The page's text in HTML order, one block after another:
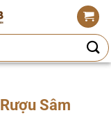
Sâm